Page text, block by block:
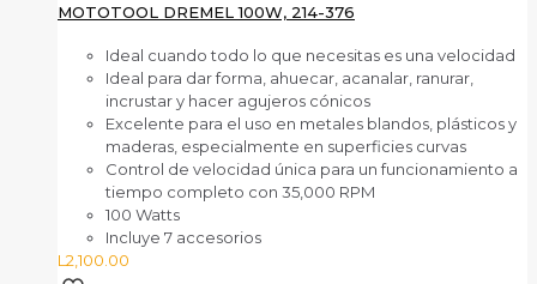
MOTOTOOL DREMEL 100W, 214-376
Ideal cuando todo lo que necesitas es una velocidad
Ideal para dar forma, ahuecar, acanalar, ranurar,
incrustar y hacer agujeros cónicos
Excelente para el uso en metales blandos, plásticos y
maderas, especialmente en superficies curvas
Control de velocidad única para un funcionamiento a
tiempo completo con 35,000 RPM
100 Watts
Incluye 7 accesorios
L 2,100.00